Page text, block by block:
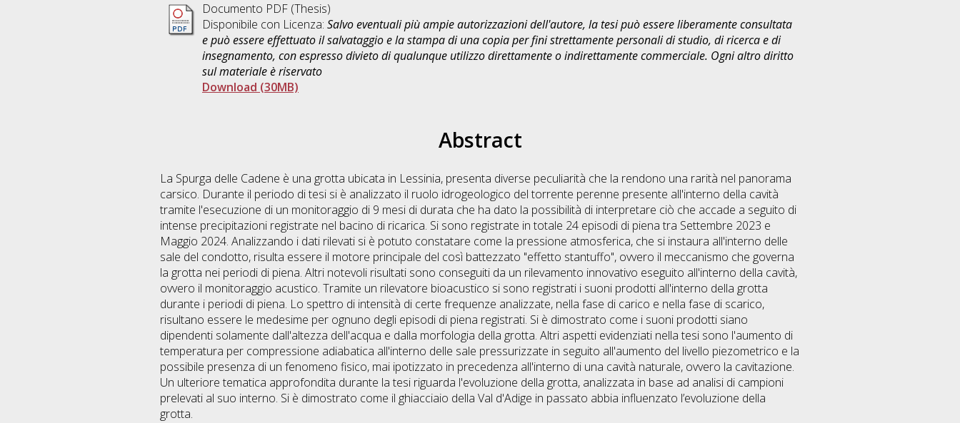
Documento PDF (Thesis)
Disponibile con Licenza: Salvo eventuali più ampie autorizzazioni dell'autore, la tesi può essere liberamente consultata
e può essere effettuato il salvataggio e la stampa di una copia per fini strettamente personali di studio, di ricerca e di
insegnamento, con espresso divieto di qualunque utilizzo direttamente o indirettamente commerciale. Ogni altro diritto
sul materiale è riservato
Download (30MB)
Abstract
La Spurga delle Cadene è una grotta ubicata in Lessinia, presenta diverse peculiarità che la rendono una rarità nel panorama
carsico. Durante il periodo di tesi si è analizzato il ruolo idrogeologico del torrente perenne presente all'interno della cavità
tramite l'esecuzione di un monitoraggio di 9 mesi di durata che ha dato la possibilità di interpretare ciò che accade a seguito di
intense precipitazioni registrate nel bacino di ricarica. Si sono registrate in totale 24 episodi di piena tra Settembre 2023 e
Maggio 2024. Analizzando i dati rilevati si è potuto constatare come la pressione atmosferica, che si instaura all'interno delle
sale del condotto, risulta essere il motore principale del così battezzato "effetto stantuffo", ovvero il meccanismo che governa
la grotta nei periodi di piena. Altri notevoli risultati sono conseguiti da un rilevamento innovativo eseguito all'interno della cavità,
ovvero il monitoraggio acustico. Tramite un rilevatore bioacustico si sono registrati i suoni prodotti all'interno della grotta
durante i periodi di piena. Lo spettro di intensità di certe frequenze analizzate, nella fase di carico e nella fase di scarico,
risultano essere le medesime per ognuno degli episodi di piena registrati. Si è dimostrato come i suoni prodotti siano
dipendenti solamente dall'altezza dell'acqua e dalla morfologia della grotta. Altri aspetti evidenziati nella tesi sono l'aumento di
temperatura per compressione adiabatica all'interno delle sale pressurizzate in seguito all'aumento del livello piezometrico e la
possibile presenza di un fenomeno fisico, mai ipotizzato in precedenza all'interno di una cavità naturale, ovvero la cavitazione.
Un ulteriore tematica approfondita durante la tesi riguarda l'evoluzione della grotta, analizzata in base ad analisi di campioni
prelevati al suo interno. Si è dimostrato come il ghiacciaio della Val d'Adige in passato abbia influenzato l’evoluzione della
grotta.